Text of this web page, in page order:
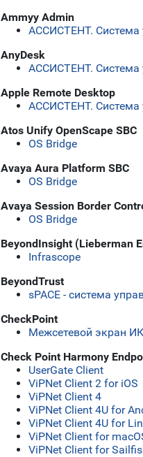
Ammyy Admin
АССИСТЕНТ. Система
AnyDesk
АССИСТЕНТ. Система
Apple Remote Desktop
АССИСТЕНТ. Система
Atos Unify OpenScape SBC
OS Bridge
Avaya Aura Platform SBC
OS Bridge
Avaya Session Border
OS Bridge
BeyondInsight (Lieberman
Infrascope
BeyondTrust
sPACE - система
CheckPoint
Межсетевой экран
Check Point Harmony
UserGate Client
ViPNet Client 2 for iOS
ViPNet Client 4
ViPNet Client 4U for
ViPNet Client 4U for
ViPNet Client for
ViPNet Client for